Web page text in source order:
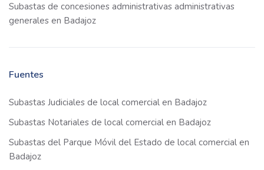
Subastas de concesiones administrativas administrativas
generales en Badajoz
Fuentes
Subastas Judiciales de local comercial en Badajoz
Subastas Notariales de local comercial en Badajoz
Subastas del Parque Móvil del Estado de local comercial en
Badajoz